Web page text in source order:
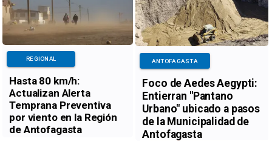
Hasta 80 km/h:
Actualizan Alerta
Temprana Preventiva
por viento en la Región
de Antofagasta
REGIONAL
Foco de Aedes Aegypti:
Entierran "Pantano
Urbano" ubicado a pasos
de la Municipalidad de
Antofagasta
ANTOFAGASTA